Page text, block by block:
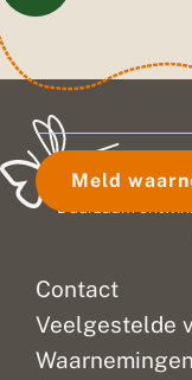
Contact
Veelgestelde
Waarnemingen
Meld
©
Duurzaam